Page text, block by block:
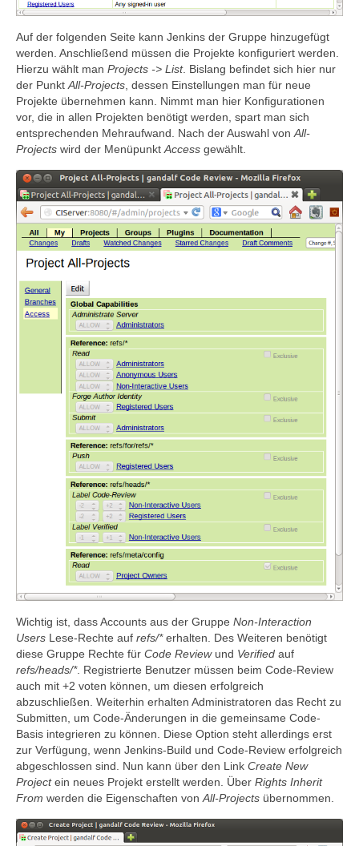
Auf der folgenden Seite kann Jenkins der Gruppe hinzugefügt
werden. Anschließend müssen die Projekte konfiguriert werden.
Hierzu wählt man Projects -> List. Bislang befindet sich hier nur
der PunktAll-Projects, dessen Einstellungen man für neue
Projekte übernehmen kann. Nimmt man hier Konfigurationen
vor, die in allen Projekten benötigt werden, spart man sich
entsprechenden Mehraufwand. Nach der Auswahl vonAll-
Projects wird der MenüpunktAccess gewählt.
Wichtig ist, dass Accounts aus der Gruppe Non-Interaction
Users Lese-Rechte auf refs/*erhalten. Des Weiteren benötigt
diese Gruppe Rechte für Code Reviewund Verified auf
refs/heads/*. Registrierte Benutzer müssen beim Code-Review
auch mit +2 voten können, um diesen erfolgreich
abzuschließen. Weiterhin erhalten Administratoren das Recht zu
Submitten, um Code-Änderungen in die gemeinsame Code-
Basis integrieren zu können. Diese Option steht allerdings erst
zur Verfügung, wenn Jenkins-Build und Code-Review erfolgreich
abgeschlossen sind. Nun kann über den Link Create New
Projectein neues Projekt erstellt werden. Über Rights Inherit
From werden die Eigenschaften vonAll-Projects übernommen.